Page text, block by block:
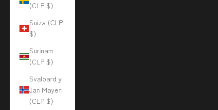
(CLP $)
Suiza (CLP
$)
Surinam
(CLP $)
Svalbard y
Jan Mayen
(CLP $)